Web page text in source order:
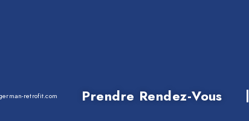
retrofit.com Prendre Rendez-Vous